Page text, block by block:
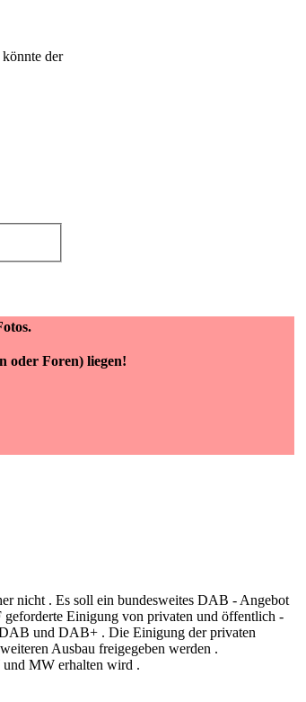
der
oder Foren) liegen!
nicht . Es soll ein bundesweites DAB - Angebot
Einigung von privaten und öffentlich -
DAB und DAB+ . Die Einigung der privaten
Ausbau freigegeben werden .
und MW erhalten wird .